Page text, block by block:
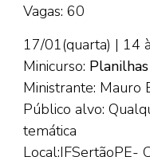
Vagas: 60
17/01(quarta) | 14
Minicurso:
Ministrante: Mauro
Público alvo:
temática
Local:IFSertãoPE-